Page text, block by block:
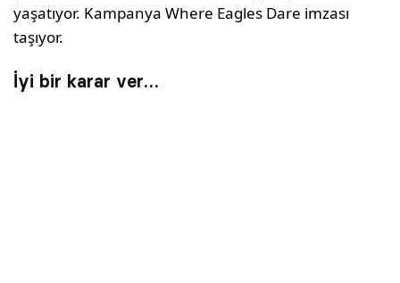
yaşatıyor. Kampanya Where Eagles Dare imzası
taşıyor.
İyi bir karar ver…